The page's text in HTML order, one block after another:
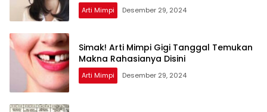
Arti Mimpi Desember 29, 2024
Simak! Arti Mimpi Gigi Tanggal Temukan
Makna Rahasianya Disini
Arti Mimpi Desember 29, 2024